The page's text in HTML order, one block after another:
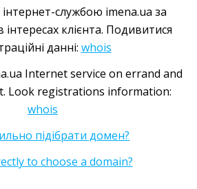
службою imena.ua за
клієнта. Подивитися
данні: whois
Internet service on errand and
Look registrations information:
whois
підібрати домен?
to choose a domain?